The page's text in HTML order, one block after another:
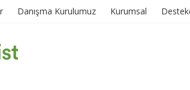
Danışma Kurulumuz Kurumsal